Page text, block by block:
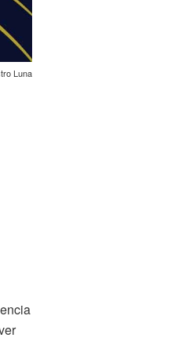
Luna